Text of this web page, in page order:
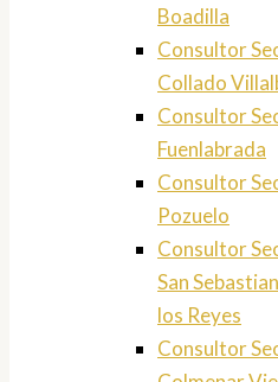
Boadilla
Consultor
Collado
Consultor
Fuenlabrada
Consultor
Pozuelo
Consultor
San
los Reyes
Consultor